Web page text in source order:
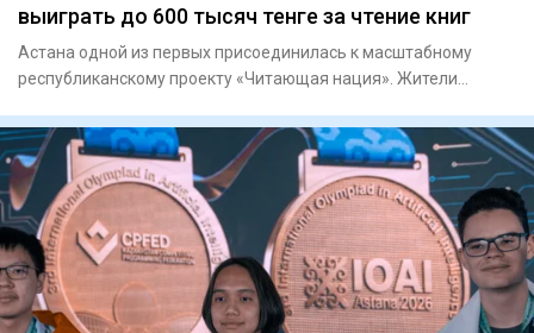
выиграть до 600 тысяч тенге за чтение книг
Астана одной из первых присоединилась к масштабному
республиканскому проекту «Читающая нация». Жители